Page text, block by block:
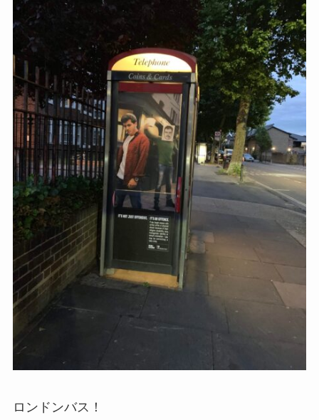
ロンドンバス！